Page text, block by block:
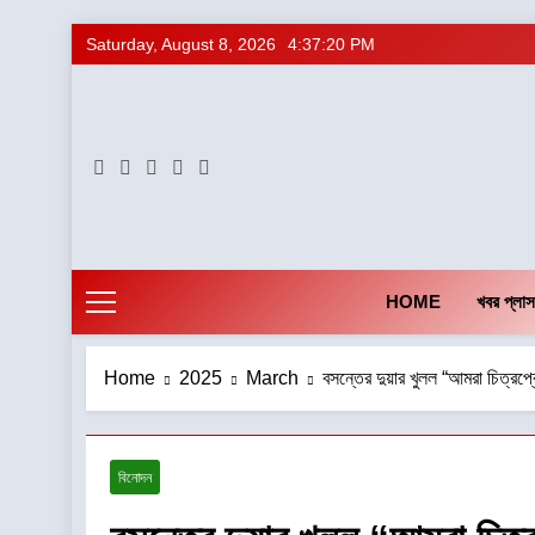
Skip
to
Saturday, August 8, 2026 4:37:21 PM
HOME খবর প্লাস
Home 2025 March বসন্তের দুয়ার খুলল “আমরা
বিনোদন